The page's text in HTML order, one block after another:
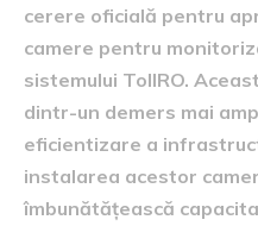
cerere oficială pentru
camere pentru
sistemului TollRO.
dintr-un demers mai
eficientizare a
instalarea acestor
îmbunătățească